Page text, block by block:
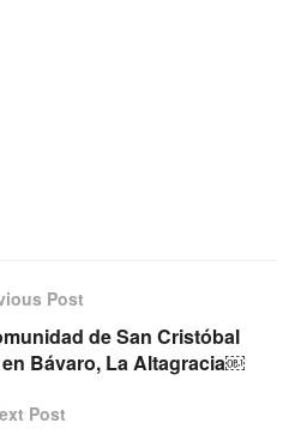
Post
de San Cristóbal
Bávaro, La Altagracia￼
Post